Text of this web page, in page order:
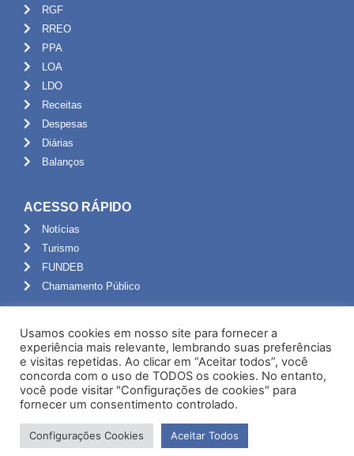
RGF
RREO
PPA
LOA
LDO
Receitas
Despesas
Diárias
Balanços
ACESSO RÁPIDO
Notícias
Turismo
FUNDEB
Chamamento Público
Portal do Servidor
Webmail
Administração
Usamos cookies em nosso site para fornecer a
experiência mais relevante, lembrando suas preferências
e visitas repetidas. Ao clicar em “Aceitar todos”, você
concorda com o uso de TODOS os cookies. No entanto,
você pode visitar "Configurações de cookies" para
fornecer um consentimento controlado.
Configurações Cookies Aceitar Todos